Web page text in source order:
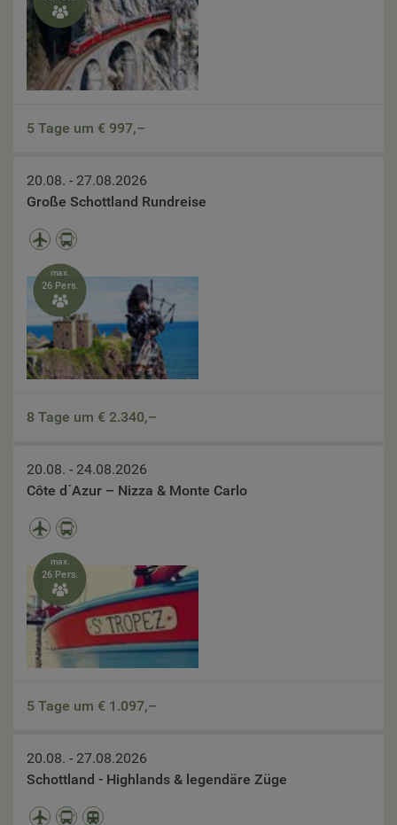

5 Tage um € 997,–
20.08. - 27.08.2026
Große Schottland Rundreise
max.
26 Pers.

8 Tage um € 2.340,–
20.08. - 24.08.2026
Côte d´Azur – Nizza & Monte Carlo
max.
26 Pers.

5 Tage um € 1.097,–
20.08. - 27.08.2026
Schottland - Highlands & legendäre Züge